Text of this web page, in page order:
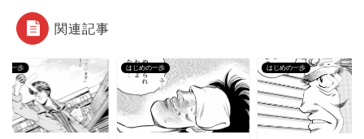
関連記事
の一歩 はじめの一歩 はじめの一歩